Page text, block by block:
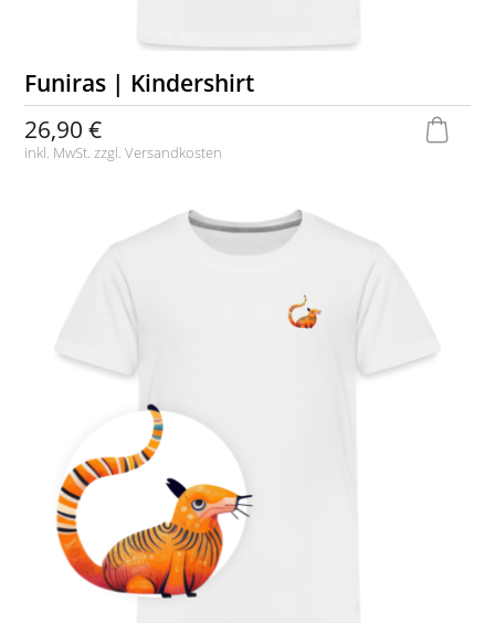
Funiras | Kindershirt
26,90 €
inkl. MwSt. zzgl.Versandkosten